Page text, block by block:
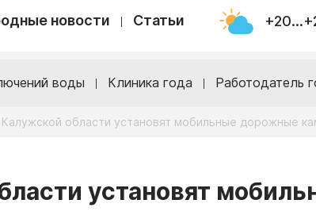
новости Статьи
воды Клиника года Работодатель
области установят мобильные дорожные
установят